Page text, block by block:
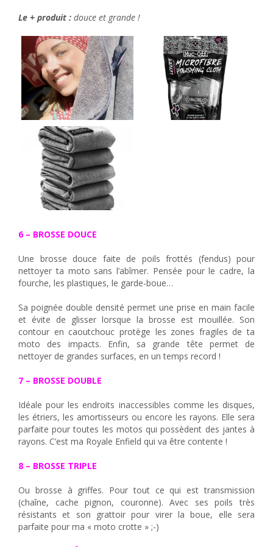
Le + produit : douce et grande !
6 – BROSSE DOUCE
Une brosse douce faite de poils frottés (fendus) pour
nettoyer ta moto sans l’abîmer. Pensée pour le cadre, la
fourche, les plastiques, le garde-boue…
Sa poignée double densité permet une prise en main facile
et évite de glisser lorsque la brosse est mouillée. Son
contour en caoutchouc protège les zones fragiles de ta
moto des impacts. Enfin, sa grande tête permet de
nettoyer de grandes surfaces, en un temps record !
7 – BROSSE DOUBLE
Idéale pour les endroits inaccessibles comme les disques,
les étriers, les amortisseurs ou encore les rayons. Elle sera
parfaite pour toutes les motos qui possèdent des jantes à
rayons. C’est ma Royale Enfield qui va être contente !
8 – BROSSE TRIPLE
Ou brosse à griffes. Pour tout ce qui est transmission
(chaîne, cache pignon, couronne). Avec ses poils très
résistants et son grattoir pour virer la boue, elle sera
parfaite pour ma « moto crotte » ;-)